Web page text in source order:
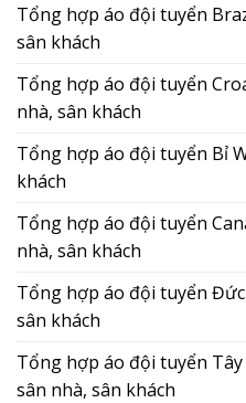
Tổng hợp áo đội tuyển
sân khách
Tổng hợp áo đội tuyển
nhà, sân khách
Tổng hợp áo đội tuyển Bỉ
khách
Tổng hợp áo đội tuyển
nhà, sân khách
Tổng hợp áo đội tuyển
sân khách
Tổng hợp áo đội tuyển
sân nhà, sân khách